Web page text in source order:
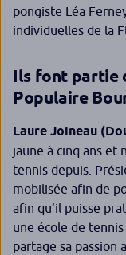
pongiste Léa
individuelles de la
Ils font partie
Populaire
Laure Joineau
jaune à cinq ans et
tennis depuis.
mobilisée afin de
afin qu’il puisse
une école de
partage sa passion